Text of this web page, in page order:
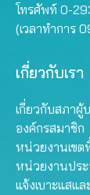
โทรศัพท์ 0-
(เวลาทำการ
เกี่ยวกับเรา
เกี่ยวกับสภาผู้
องค์กรสมาชิก
หน่วยงานเข
หน่วยงานปร
แจ้งเบาะแสแ